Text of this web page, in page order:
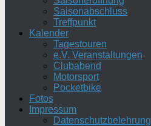
Saisonabschluss
Treffpunkt
Kalender
Tagestouren
e.V. Veranstaltungen
Clubabend
Motorsport
Pocketbike
Fotos
Impressum
Datenschutzbelehrung